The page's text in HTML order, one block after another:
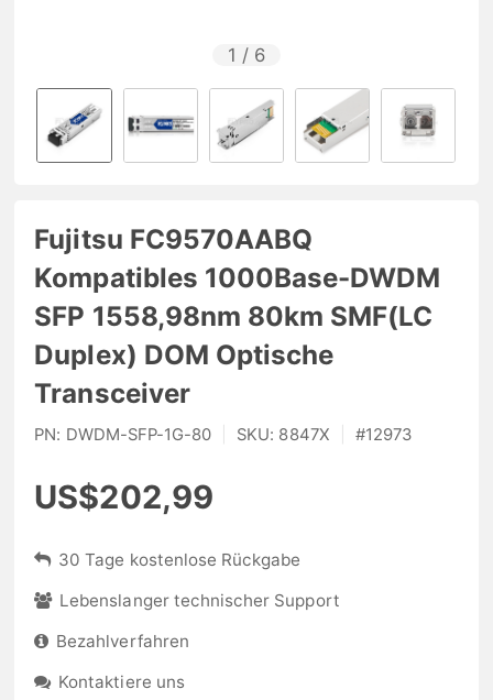
1 / 6
Fujitsu FC9570AABQ
Kompatibles 1000Base-DWDM
SFP 1558,98nm 80km SMF(LC
Duplex) DOM Optische
Transceiver
PN: DWDM-SFP-1G-80 SKU: 8847X #12973
US$202,99
30 Tage kostenlose Rückgabe
Lebenslanger technischer Support
Bezahlverfahren
Kontaktiere uns